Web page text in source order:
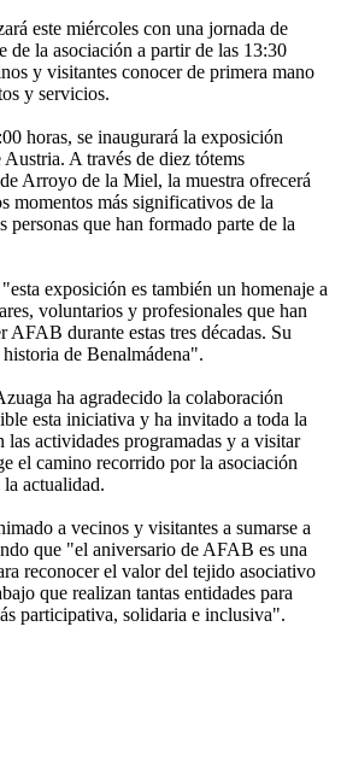
este miércoles con una jornada de
de la asociación a partir de las 13:30
y visitantes conocer de primera mano
y servicios.
horas, se inaugurará la exposición
A través de diez tótems
Arroyo de la Miel, la muestra ofrecerá
momentos más significativos de la
que han formado parte de la
exposición es también un homenaje a
voluntarios y profesionales que han
AFAB durante estas tres décadas. Su
de Benalmádena".
ha agradecido la colaboración
esta iniciativa y ha invitado a toda la
las actividades programadas y a visitar
el camino recorrido por la asociación
la actualidad.
a vecinos y visitantes a sumarse a
que "el aniversario de AFAB es una
reconocer el valor del tejido asociativo
que realizan tantas entidades para
participativa, solidaria e inclusiva".